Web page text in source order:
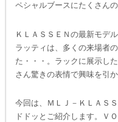
ペシャルブースにたくさん
ＫＬＡＳＳＥＮの最新モデ
ラッティは、多くの来場者
た・・・。ラックに展示し
さん驚きの表情で興味を引か
今回は、ＭＬＪ－ＫＬＡＳ
ドドッとご紹介します。Ｖ